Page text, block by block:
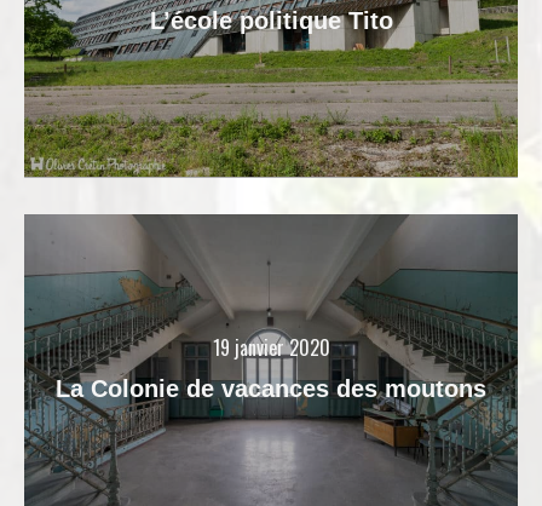
L’école politique Tito
19 janvier 2020
La Colonie de vacances des moutons